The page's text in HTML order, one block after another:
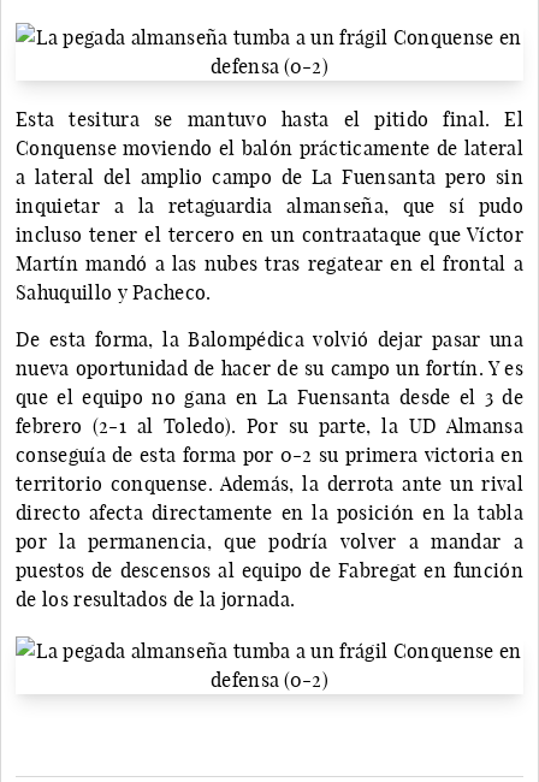
Esta tesitura se mantuvo hasta el pitido final. El
Conquense moviendo el balón prácticamente de lateral
a lateral del amplio campo de La Fuensanta pero sin
inquietar a la retaguardia almanseña, que sí pudo
incluso tener el tercero en un contraataque que Víctor
Martín mandó a las nubes tras regatear en el frontal a
Sahuquillo y Pacheco.
De esta forma, la Balompédica volvió dejar pasar una
nueva oportunidad de hacer de su campo un fortín. Y es
que el equipo no gana en La Fuensanta desde el 3 de
febrero (2-1 al Toledo). Por su parte, la UD Almansa
conseguía de esta forma por 0-2 su primera victoria en
territorio conquense. Además, la derrota ante un rival
directo afecta directamente en la posición en la tabla
por la permanencia, que podría volver a mandar a
puestos de descensos al equipo de Fabregat en función
de los resultados de la jornada.